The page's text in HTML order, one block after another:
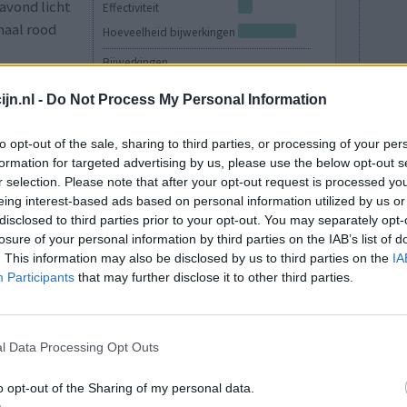
- Do Not Process My Personal Information
opt-out of the sale, sharing to third parties, or processing of your
for targeted advertising by us, please use the below opt-out
selection. Please note that after your opt-out request is processed
interest-based ads based on personal information utilized by us
to third parties prior to your opt-out. You may separately
of your personal information by third parties on the IAB’s list of
This information may also be disclosed by us to third parties on the
Participants that may further disclose it to other third parties.
Data Processing Opt Outs
opt-out of the Sharing of my personal data.
Effectiviteit
Hoeveelheid bijwerkingen
Bijwerkingen
licht
rood
0 reacties
Hoeveelheid bijwerkingen
5
zijn
Ik ben dus zeer tevreden en zal het nog